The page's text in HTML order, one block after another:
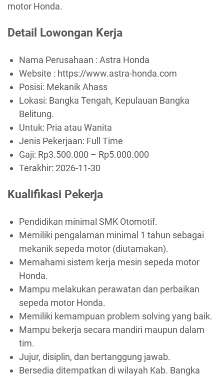
motor Honda.
Detail Lowongan Kerja
Nama Perusahaan : Astra Honda
Website : https://www.astra-honda.com
Posisi: Mekanik Ahass
Lokasi: Bangka Tengah, Kepulauan Bangka
Belitung.
Untuk: Pria atau Wanita
Jenis Pekerjaan: Full Time
Gaji: Rp3.500.000 – Rp5.000.000
Terakhir: 2026-11-30
Kualifikasi Pekerja
Pendidikan minimal SMK Otomotif.
Memiliki pengalaman minimal 1 tahun sebagai
mekanik sepeda motor (diutamakan).
Memahami sistem kerja mesin sepeda motor
Honda.
Mampu melakukan perawatan dan perbaikan
sepeda motor Honda.
Memiliki kemampuan problem solving yang baik.
Mampu bekerja secara mandiri maupun dalam
tim.
Jujur, disiplin, dan bertanggung jawab.
Bersedia ditempatkan di wilayah Kab. Bangka